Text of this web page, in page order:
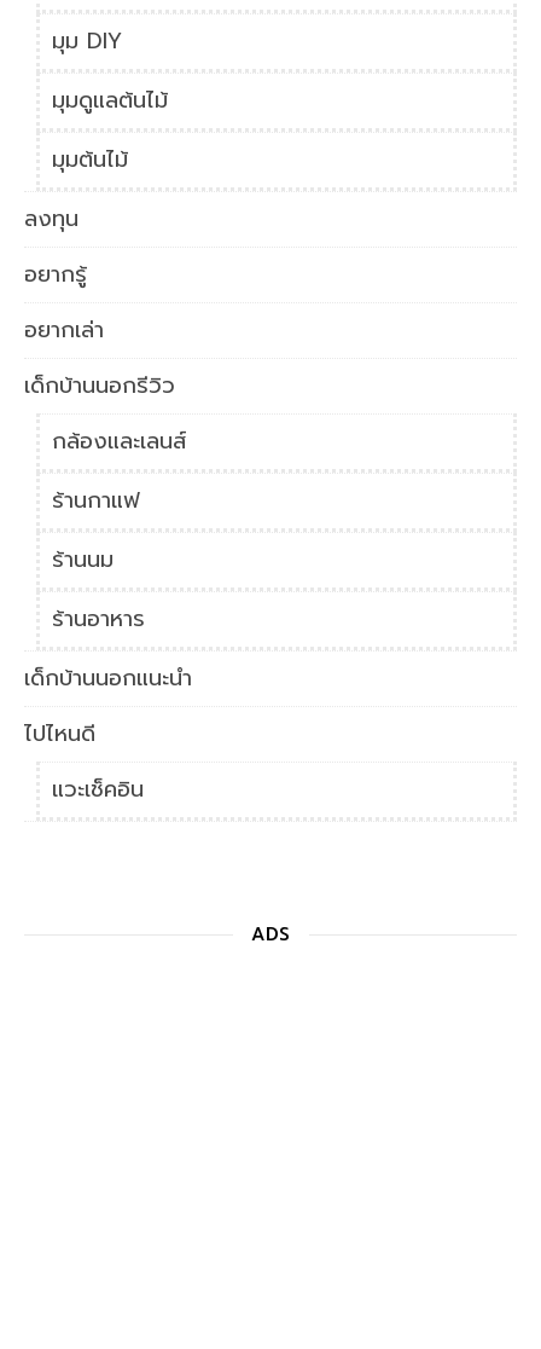
มุม DIY
มุมดูแลต้นไม้
มุมต้นไม้
ลงทุน
อยากรู้
อยากเล่า
เด็กบ้านนอกรีวิว
กล้องและเลนส์
ร้านกาแฟ
ร้านนม
ร้านอาหาร
เด็กบ้านนอกแนะนำ
ไปไหนดี
แวะเช็คอิน
ADS